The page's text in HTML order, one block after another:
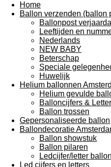
Home
Ballon verzenden (ballon
Ballonpost
Leeftijden en
Nederlands
NEW BABY
Beterschap
Speciale
Huwelijk
Helium ballonnen
Helium gevulde
Balloncijfers &
Ballon trossen
Gepersonaliseerde ballon
Ballondecoratie
Ballon showstuk
Ballon pilaren
Ledcijfer/letter
Led cijfers en letters